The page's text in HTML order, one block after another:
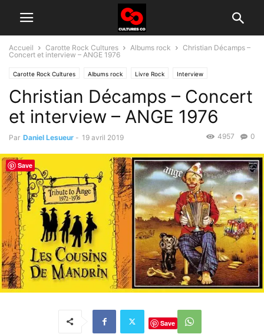
Accueil Carotte Rock Cultures Albums rock
Christian Décamps –
Concert et interview – ANGE 1976
Carotte Rock Cultures Albums rock Livre Rock Interview
Christian Décamps – Concert
et interview – ANGE 1976
Par Daniel Lesueur - 19 avril 2019 0
4957
Save
Save